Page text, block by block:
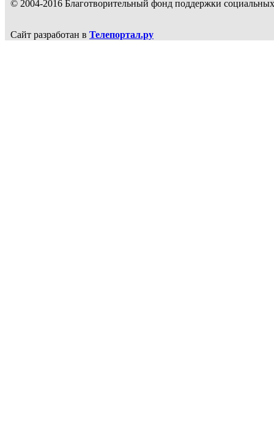
© 2004-2016 Благотворительный фонд поддержки
Сайт разработан в Телепортал.ру